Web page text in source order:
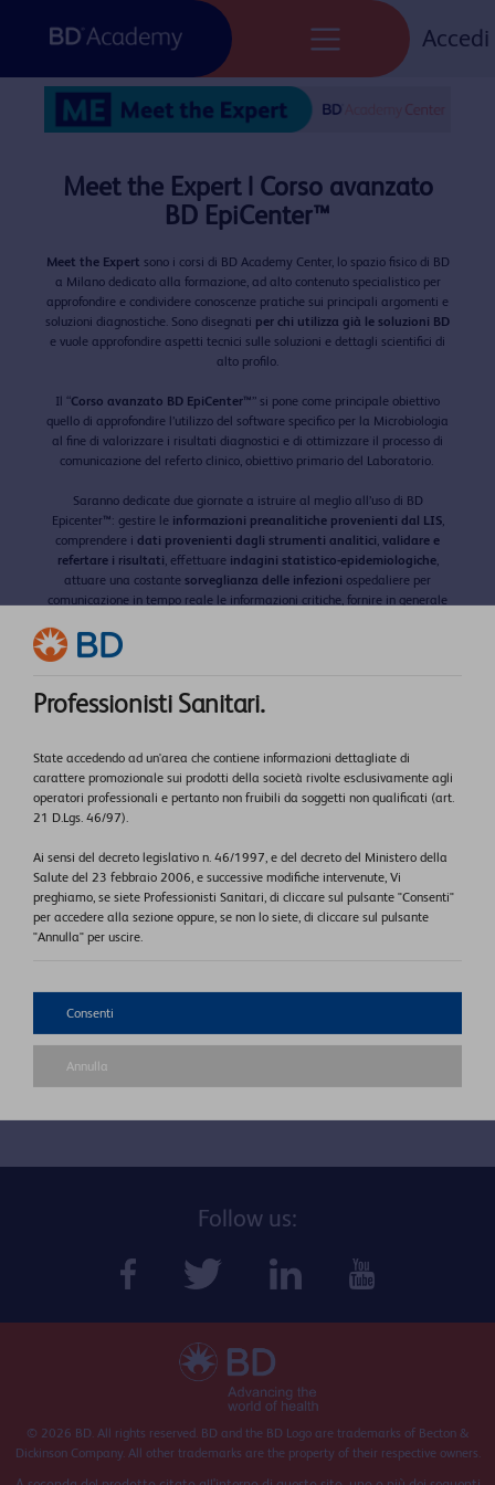
Professionisti Sanitari.
State accedendo ad un'area che contiene informazioni dettagliate di
carattere promozionale sui prodotti della società rivolte esclusivamente agli
operatori professionali e pertanto non fruibili da soggetti non qualificati (art.
21 D.Lgs. 46/97).
Ai sensi del decreto legislativo n. 46/1997, e del decreto del Ministero della
Salute del 23 febbraio 2006, e successive modifiche intervenute, Vi
preghiamo, se siete Professionisti Sanitari, di cliccare sul pulsante "Consenti"
per accedere alla sezione oppure, se non lo siete, di cliccare sul pulsante
"Annulla" per uscire.
Consenti
Annulla
Accedi
Meet the Expert | Corso avanzato
BD EpiCenter™
Meet the Expert sono i corsi di BD Academy Center, lo spazio fisico di BD
a Milano dedicato alla formazione, ad alto contenuto specialistico per
approfondire e condividere conoscenze pratiche sui principali argomenti e
soluzioni diagnostiche. Sono disegnati per chi utilizza già le soluzioni BD
e vuole approfondire aspetti tecnici sulle soluzioni e dettagli scientifici di
alto profilo.
Il “Corso avanzato BD EpiCenter™” si pone come principale obiettivo
quello di approfondire l’utilizzo del software specifico per la Microbiologia
al fine di valorizzare i risultati diagnostici e di ottimizzare il processo di
comunicazione del referto clinico, obiettivo primario del Laboratorio. ​
Saranno dedicate due giornate a istruire al meglio all’uso di BD
Epicenter™: gestire le informazioni preanalitiche provenienti dal LIS,
comprendere i dati provenienti dagli strumenti analitici validare e
refertare i risultati , effettuare indagini statistico-epidemiologiche,
attuare una costante sorveglianza delle infezioni ospedaliere per
comunicazione in tempo reale le informazioni critiche, fornire in generale
Luogo: BD Academy Center – Via Enrico Cialdini 16, 20161, Milano (MI)
Follow us:
© 2026 BD. All rights reserved. BD and the BD Logo are trademarks of Becton &
Dickinson Company. All other trademarks are the property of their respective owners.